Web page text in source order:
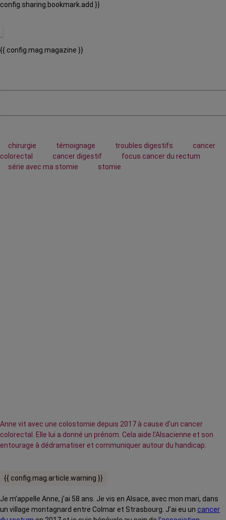
config.sharing.bookmark.add }}
{{ config.mag.magazine }}
chirurgie témoignage troubles digestifs
cancer
colorectal
cancer digestif
focus cancer du rectum
série avec ma stomie
stomie
Anne vit avec une colostomie depuis 2017 à cause d’un cancer
colorectal. Elle lui a donné un prénom. Cela aide l'Alsacienne et son
entourage à dédramatiser et communiquer autour du handicap.
{{ config.mag.article.warning }}
Je m’appelle Anne, j’ai 58 ans. Je vis en Alsace, avec mon mari, dans
un village montagnard entre Colmar et Strasbourg. J’ai eu un cancer